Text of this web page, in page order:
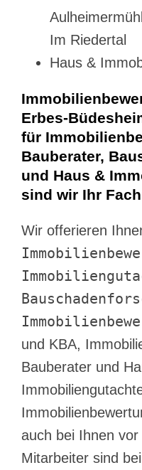
Im Riedertal
Haus &
Erbes-
für
Bauberater,
und Haus &
sind wir Ihr
Wir offerieren
und KBA,
Bauberater und
auch bei Ihnen
Mitarbeiter sind